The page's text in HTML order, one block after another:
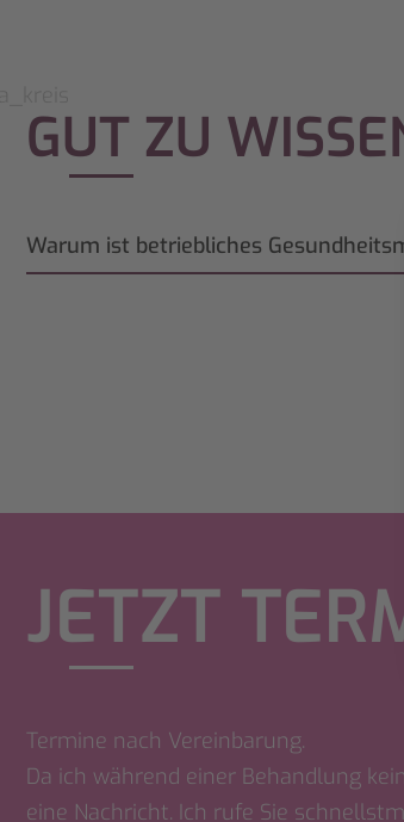
GUT ZU
Warum ist betriebliches
JETZT
Termine nach Vereinbarung.
Da ich während einer Behandlung
eine Nachricht. Ich rufe Sie